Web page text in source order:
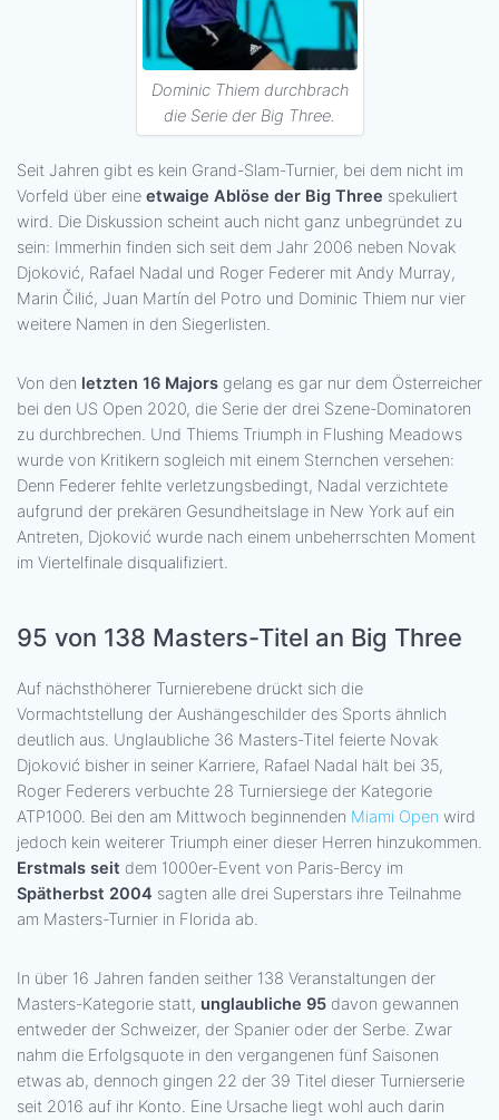
Dominic Thiem durchbrach
die Serie der Big Three.
Seit Jahren gibt es kein Grand-Slam-Turnier, bei dem nicht im
Vorfeld über eine etwaige Ablöse der Big Three spekuliert
wird. Die Diskussion scheint auch nicht ganz unbegründet zu
sein: Immerhin finden sich seit dem Jahr 2006 neben Novak
Djoković, Rafael Nadal und Roger Federer mit Andy Murray,
Marin Čilić, Juan Martín del Potro und Dominic Thiem nur vier
weitere Namen in den Siegerlisten.
Von den letzten 16 Majors gelang es gar nur dem Österreicher
bei den US Open 2020, die Serie der drei Szene-Dominatoren
zu durchbrechen. Und Thiems Triumph in Flushing Meadows
wurde von Kritikern sogleich mit einem Sternchen versehen:
Denn Federer fehlte verletzungsbedingt, Nadal verzichtete
aufgrund der prekären Gesundheitslage in New York auf ein
Antreten, Djoković wurde nach einem unbeherrschten Moment
im Viertelfinale disqualifiziert.
95 von 138 Masters-Titel an Big Three
Auf nächsthöherer Turnierebene drückt sich die
Vormachtstellung der Aushängeschilder des Sports ähnlich
deutlich aus. Unglaubliche 36 Masters-Titel feierte Novak
Djoković bisher in seiner Karriere, Rafael Nadal hält bei 35,
Roger Federers verbuchte 28 Turniersiege der Kategorie
ATP1000. Bei den am Mittwoch beginnenden Miami Open wird
jedoch kein weiterer Triumph einer dieser Herren hinzukommen.
Erstmals seit dem 1000er-Event von Paris-Bercy im
Spätherbst 2004 sagten alle drei Superstars ihre Teilnahme
am Masters-Turnier in Florida ab.
In über 16 Jahren fanden seither 138 Veranstaltungen der
Masters-Kategorie statt, unglaubliche 95 davon gewannen
entweder der Schweizer, der Spanier oder der Serbe. Zwar
nahm die Erfolgsquote in den vergangenen fünf Saisonen
etwas ab, dennoch gingen 22 der 39 Titel dieser Turnierserie
seit 2016 auf ihr Konto. Eine Ursache liegt wohl auch darin